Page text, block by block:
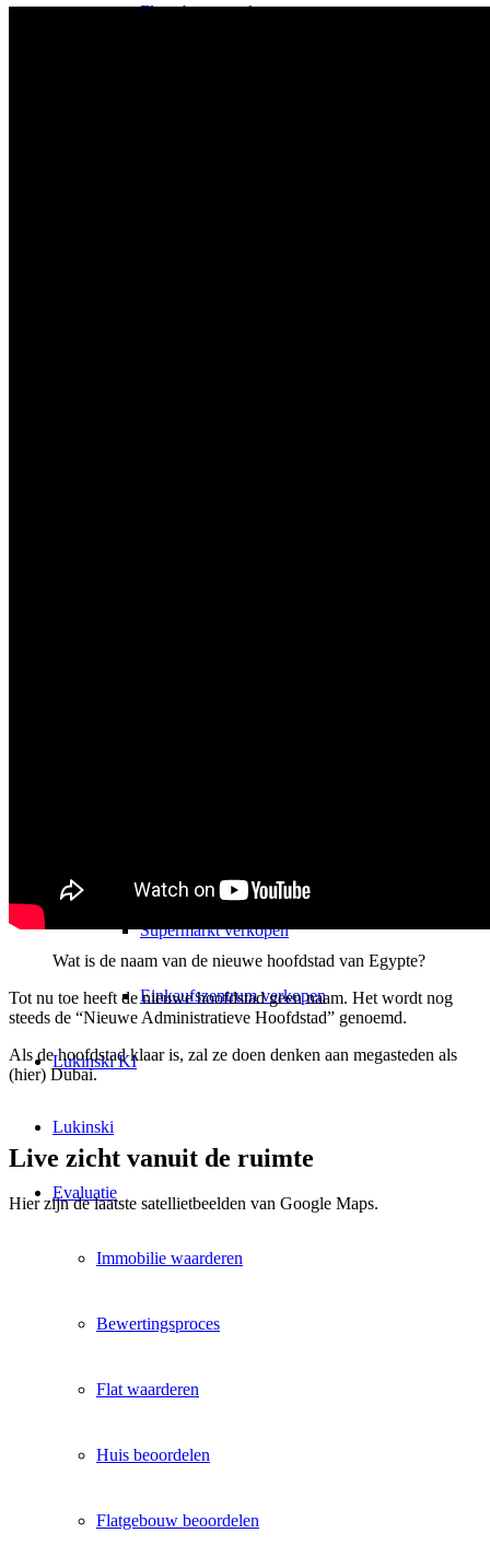
Flatgebouw verkopen
Supermarkt verkopen
Einkaufszentrum verkopen
Lukinski KI
Lukinski
Evaluatie
Immobilie waarderen
Bewertingsproces
Flat waarderen
Huis beoordelen
Flatgebouw beoordelen
Wat is de naam van de nieuwe hoofdstad van Egypte?
Tot nu toe heeft de nieuwe hoofdstad geen naam. Het wordt nog
steeds de “Nieuwe Administratieve Hoofdstad” genoemd.
Als de hoofdstad klaar is, zal ze doen denken aan megasteden als
(hier) Dubai.
Live zicht vanuit de ruimte
Hier zijn de laatste satellietbeelden van Google Maps.